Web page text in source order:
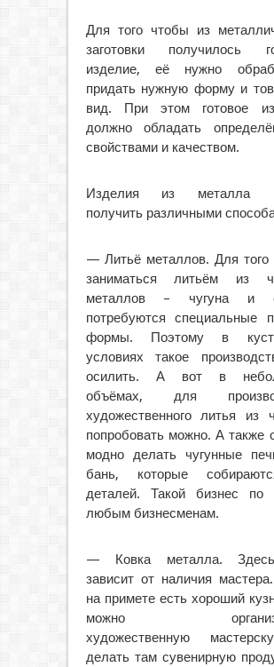
Для того чтобы из
заготовки получилось
изделие, её нужно
придать нужную форму и
вид. При этом готовое
должно обладать
свойствами и качеством.
Изделия из металла
получить различными
— Литьё металлов. Для того
заниматься литьём из
металлов – чугуна и
потребуются специальные
формы. Поэтому в
условиях такое
осилить. А вот в
объёмах, для
художественного литья из
попробовать можно. А также
модно делать чугунные
бань, которые
деталей. Такой бизнес по
любым бизнесменам.
— Ковка металла.
зависит от наличия
на примете есть хороший
можно
художественную
делать там сувенирную